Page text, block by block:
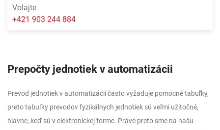
Volajte
+421 903 244 884
Prepočty jednotiek v automatizácii
Prevod jednotiek v automatizácii často vyžaduje pomocné tabuľky,
preto tabuľky prevodov fyzikálnych jednotiek sú veľmi užitočné,
hlavne, keď sú v elektronickej forme. Práve preto sme na našu